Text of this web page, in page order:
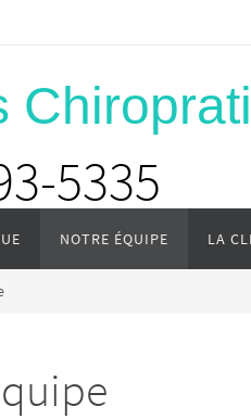
5335
NOTRE ÉQUIPE LA